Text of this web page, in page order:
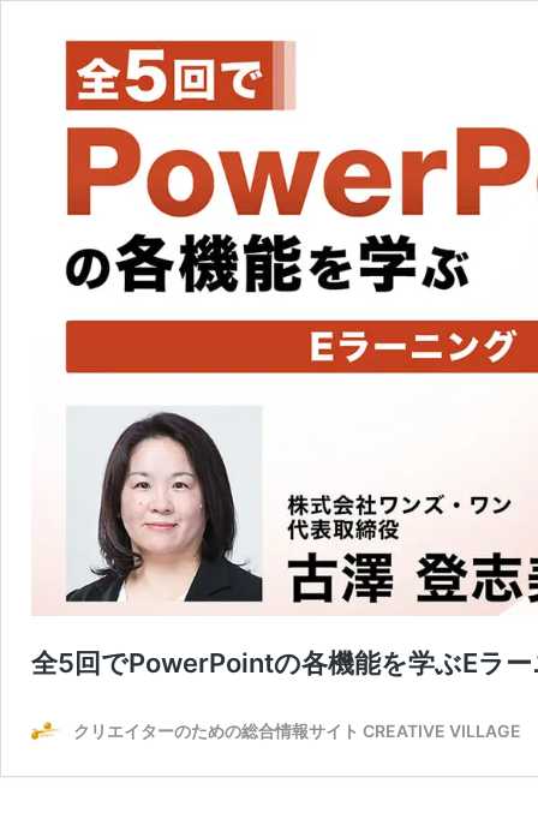
全5回でPowerPointの各機能を学ぶEラ
クリエイターのための総合情報サイト CREATIVE VILLAGE